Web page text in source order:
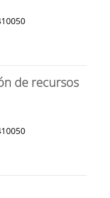
de recursos